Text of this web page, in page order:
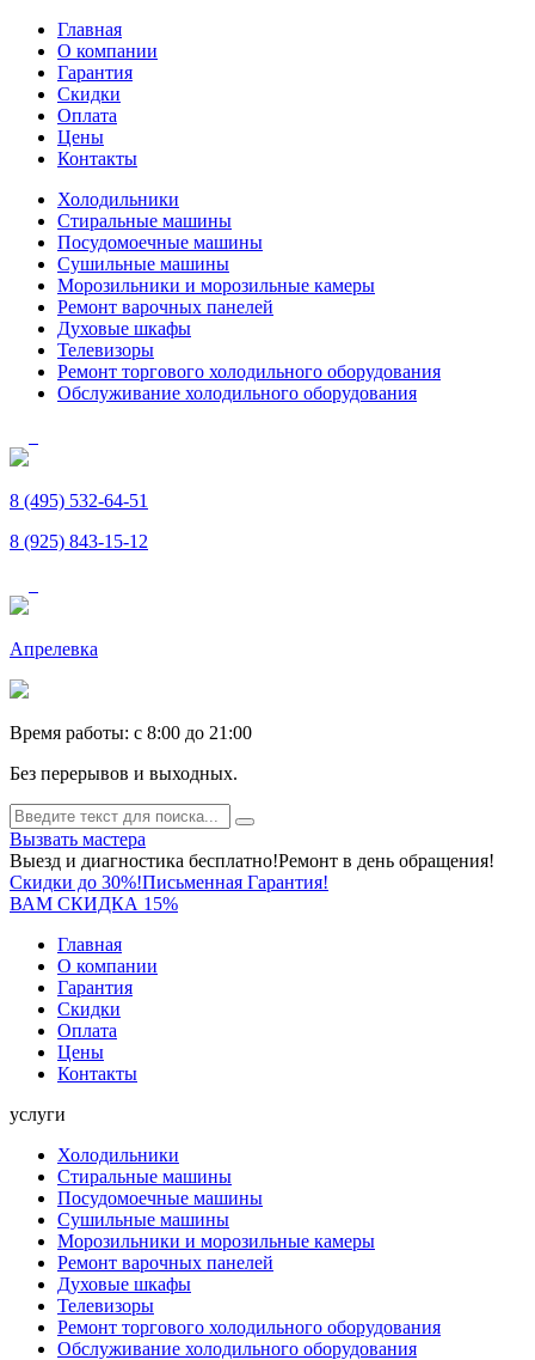
Главная
О компании
Гарантия
Скидки
Оплата
Цены
Контакты
Холодильники
Стиральные машины
Посудомоечные машины
Сушильные машины
Морозильники и морозильные камеры
Ремонт варочных панелей
Духовые шкафы
Телевизоры
Ремонт торгового холодильного оборудования
Обслуживание холодильного оборудования
8 (495) 532-64-51
8 (925) 843-15-12
Апрелевка
Время работы: c 8:00 до 21:00
Без перерывов и выходных.
Вызвать мастера
Выезд и диагностика бесплатно!Ремонт в день обращения!
Скидки до 30%!Письменная Гарантия!
ВАМ СКИДКА 15%
Главная
О компании
Гарантия
Скидки
Оплата
Цены
Контакты
услуги
Холодильники
Стиральные машины
Посудомоечные машины
Сушильные машины
Морозильники и морозильные камеры
Ремонт варочных панелей
Духовые шкафы
Телевизоры
Ремонт торгового холодильного оборудования
Обслуживание холодильного оборудования